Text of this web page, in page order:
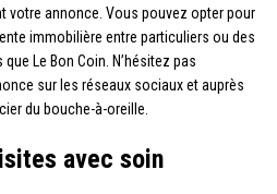
votre annonce. Vous pouvez opter pour
immobilière entre particuliers ou des
Le Bon Coin. N’hésitez pas
sur les réseaux sociaux et auprès
du bouche-à-oreille.
avec soin